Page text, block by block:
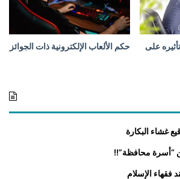
على
حكم الألعاب الإلكترونية ذات الجوائز
غشاء البكارة
“أسرة محافظة”!!
فقهاء الإسلام